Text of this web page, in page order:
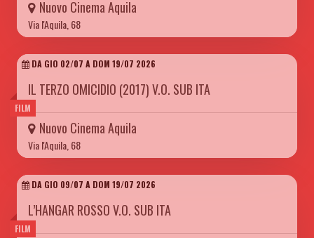
Nuovo Cinema Aquila
Via l'Aquila, 68
FILM
DA GIO 02/07 A DOM 19/07 2026
IL TERZO OMICIDIO (2017) V.O. SUB ITA
Nuovo Cinema Aquila
Via l'Aquila, 68
FILM
DA GIO 09/07 A DOM 19/07 2026
L’HANGAR ROSSO V.O. SUB ITA